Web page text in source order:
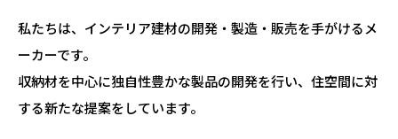
私たちは、インテリア建材の開発・製造・販売を手がけるメ
ーカーです。
収納材を中心に独自性豊かな製品の開発を行い、住空間に対
する新たな提案をしています。